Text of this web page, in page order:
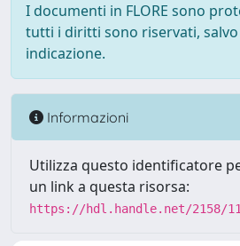
I documenti in FLORE sono
tutti i diritti sono riservati, salvo
indicazione.
Informazioni
Utilizza questo identificatore
un link a questa risorsa:
https://hdl.handle.net/2158/